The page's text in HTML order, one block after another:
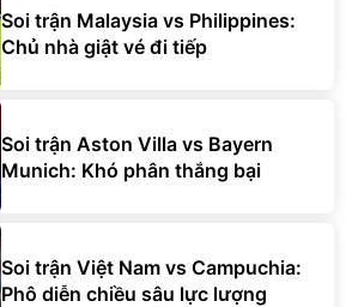
Soi trận Malaysia vs Philippines:
Chủ nhà giật vé đi tiếp
Soi trận Aston Villa vs Bayern
Munich: Khó phân thắng bại
Soi trận Việt Nam vs Campuchia:
Phô diễn chiều sâu lực lượng